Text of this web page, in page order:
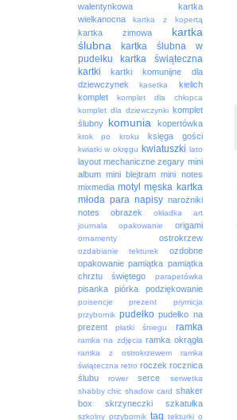
walentynkowa
kartka
wielkanocna
kartka z kopertą
kartka zimowa
kartka
ślubna
kartka ślubna w
pudełku
kartka świąteczna
kartki
kartki komunijne dla
dziewczynek
kasetka
kielich
komplet
komplet dla chłopca
komplet dla dziewczynki komplet
ślubny
komunia kopertówka
krok po kroku księga gości
kwiatki w okręgu kwiatuszki lato
layout mechaniczne zegary mini
album mini blejtram mini notes
mixmedia motyl męska kartka
młoda para napisy narożniki
notes
obrazek
okładka art
journala
opakowanie origami
ornamenty ostrokrzew
ozdabianie tekturek
ozdobne
opakowanie pamiątka pamiątka
chrztu świętego
parapetówka
pisanka piórka podziękowanie
poisencje prezent
prymicja
przybornik pudełko pudełko na
prezent
płatki śniegu ramka
ramka na zdjęcia ramka okrągła
ramka z ostrokrzewem
ramka
świąteczna retro roczek rocznica
ślubu
rower serce
serwetka
shabby chic shadow card shaker
box
skrzyneczki szkatułka
szkolny przybornik tag tekturki o